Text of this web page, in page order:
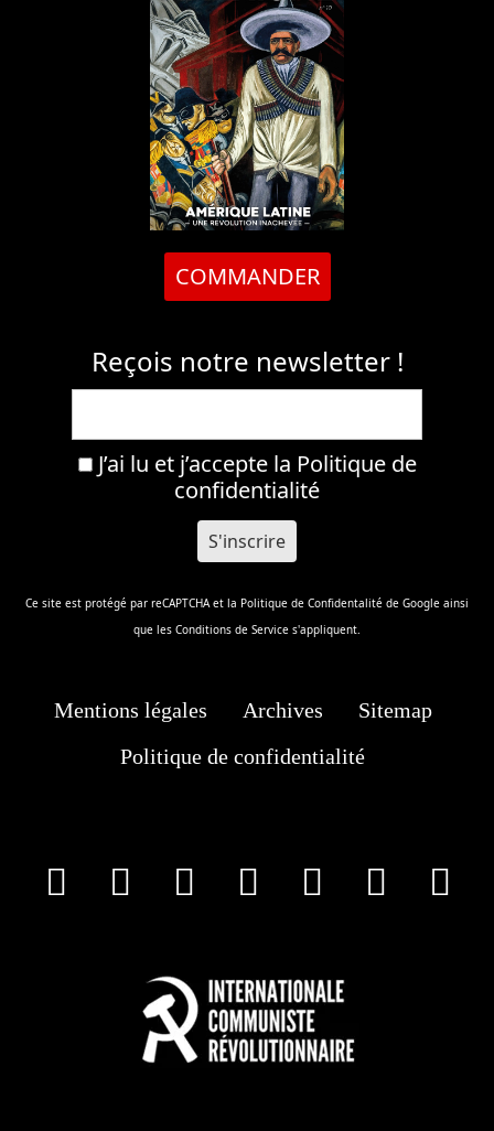
COMMANDER
Reçois notre newsletter !
J’ai lu et j’accepte la Politique de
confidentialité
Ce site est protégé par reCAPTCHA et la Politique de Confidentalité de Google ainsi
que les Conditions de Service s'appliquent.
Mentions légales Archives
Sitemap
Politique de confidentialité
facebookInstagram
Youtube
Tik Tok